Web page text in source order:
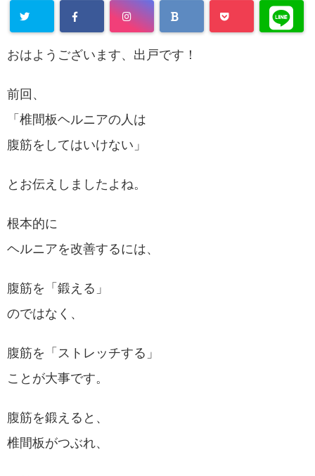
おはようございます、出戸です！
前回、
「椎間板ヘルニアの人は
腹筋をしてはいけない」
とお伝えしましたよね。
根本的に
ヘルニアを改善するには、
腹筋を「鍛える」
のではなく、
腹筋を「ストレッチする」
ことが大事です。
腹筋を鍛えると、
椎間板がつぶれ、